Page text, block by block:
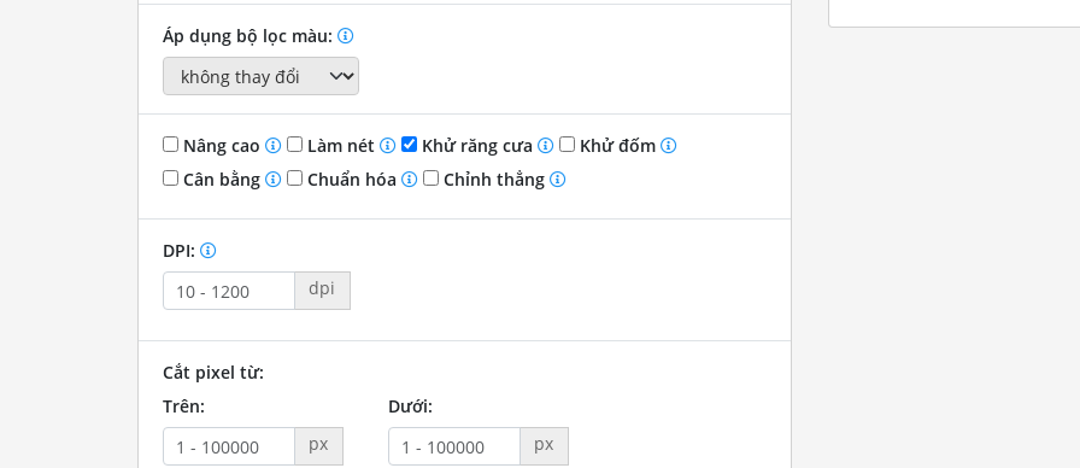
Áp dụng bộ lọc màu:
Nâng cao Làm nét Khử răng cưa
Khử đốm
Cân bằng
Chuẩn hóa Chỉnh thẳng
DPI:
dpi
Cắt pixel từ:
Trên:
px
Dưới:
px